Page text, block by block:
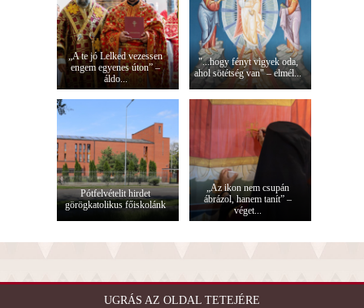
„A te jó Lelked vezessen
engem egyenes úton” –
áldo...
"...hogy fényt vigyek oda,
ahol sötétség van" – elmél...
Pótfelvételit hirdet
görögkatolikus főiskolánk
„Az ikon nem csupán
ábrázol, hanem tanít” –
véget...
UGRÁS AZ OLDAL TETEJÉRE